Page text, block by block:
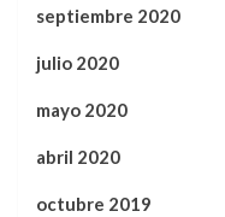
septiembre 2020
julio 2020
mayo 2020
abril 2020
octubre 2019